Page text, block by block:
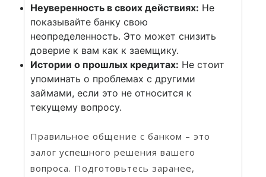
Неуверенность в своих действиях: Не
показывайте банку свою
неопределенность. Это может снизить
доверие к вам как к заемщику.
Истории о прошлых кредитах: Не стоит
упоминать о проблемах с другими
займами, если это не относится к
текущему вопросу.
Правильное общение с банком – это
залог успешного решения вашего
вопроса. Подготовьтесь заранее,